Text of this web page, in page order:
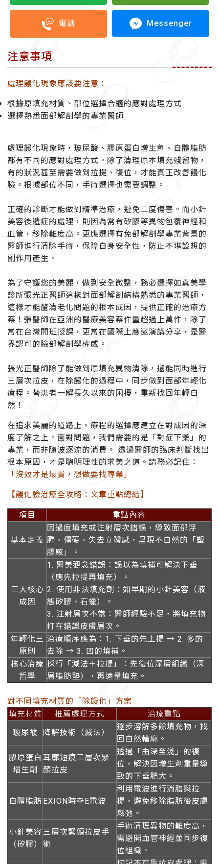
電話 Messenger
注意事項
處理饅化現象應該要注意：
根據原填充材質、部位選擇合適的應對處理方式
選擇熟悉面部解剖學的專業醫師
處理饅化現象時，玻尿酸、膠原蛋白增生劑、自體脂肪
都有不同的應對處理方式。除了清理原本填充殘留物，
有的狀況甚至需要做到拉提、復位，才能真正改善饅化
臉。根據部位不同，手術選擇也需要調整。
正確的診斷才能做到精準治療，避免二度傷害。 而小針
美容後遺症的處理，則因為常有矽膠等異物包覆神經和
血管，移除難度高。更應選擇有免部解剖學專業背景的
醫師進行清除手術，保障自身安全性，防止不堪設想的
副作用產生。
為了守護您的美麗，做到安全微整，務必選擇如真美學
診所張光正醫師這樣對面部解剖結構熟悉的專業醫師，
這樣才能釐清老化問題的根本成因，提供正確的治療方
案！ 張醫師在亞洲的醫療美容案件量超過上萬件，除了
常在台灣開班授課，更常在國際上應邀演講分享，是醫
界認可的臉部解剖學權威。
張光正醫師除了能做到原填充異物清除，還能同時進行
三層次拉皮，在除饅化的過程中，同步做到面部年輕化
療程。替患者一解長久以來的困擾，重新找回年輕自
然！
在追求美麗的道路上，療程的選擇應建立在對成因的深
度了解之上。面對問題，我們需要的是「對症下藥」的
專業，而非隨波逐流的消費。 透過醫師的臨床判斷找出
根本原因，才是聰明理性的求美之道。請務必記住：
「沒效才是最貴，想做要找專業」
【饅化臉治療全攻略：文章重點總結】
項目 重點內容
基本定義
因過度填充或注射層次錯誤，導致面部浮
腫、僵硬、失去立體感，呈現不自然的「塑
膠感」。
三大核心
成因
1. 醫美觀念錯誤：誤以為填補可解決下垂
（應先拉提再填充）。
2. 使用非法填充劑：如早期的小針美容（液
態矽膠、石蠟）。
3. 注射層次不當：醫師經驗不足，將填充物
打在錯誤皮膚層次。
年輕化三
原則
治療順序應為：1. 下垂的先上提 → 2. 多的
去除 → 3. 凹的填補。
核心治療
哲學
採行「減法＋拉提」：先復位深層組織（深
層脂肪墊），再適量填充。
對不同填充材質的「除饅化」方案
填充材質
推薦處理方式
治療重點
玻尿酸
降解技術（減法）
逐步溶解多餘填充物，找
回自然輪廓。
膠原蛋白
增生劑
耳廓短痕三層次緊
顏拉皮
透過「由深至淺」的復
位，解決因增生劑重量導
致的下垂肥大。
自體脂肪 EXION時空E電波
利用電波進行消脂與拉
提，避免移除脂肪後皮膚
鬆弛。
小針美容
（矽膠）
三層次緊顏拉皮手
術
手術清理異物的難度高，
需避開血管神經並同步復
位組織。